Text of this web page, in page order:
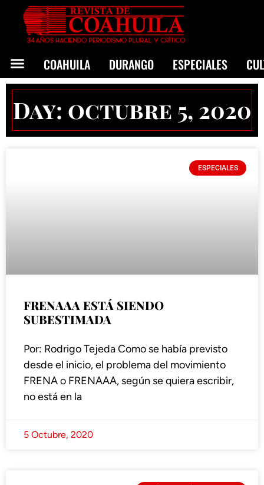
COAHUILA DURANGO ESPECIALES
Day: octubre 5, 2020
ESPECIALES
FRENAAA ESTÁ SIENDO
SUBESTIMADA
Por: Rodrigo Tejeda Como se había previsto
desde el inicio, el problema del movimiento
FRENA o FRENAAA, según se quiera escribir,
no está en la
5 Octubre, 2020